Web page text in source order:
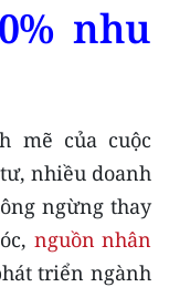
nhu
mẽ của cuộc
nhiều doanh
ngừng thay
nguồn nhân
triển ngành